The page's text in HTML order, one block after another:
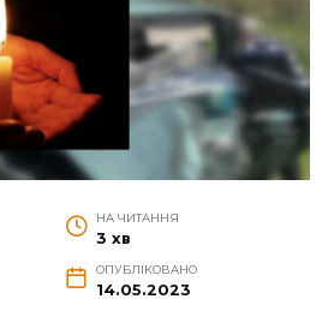
НА ЧИТАННЯ
3 хв
ОПУБЛІКОВАНО
14.05.2023